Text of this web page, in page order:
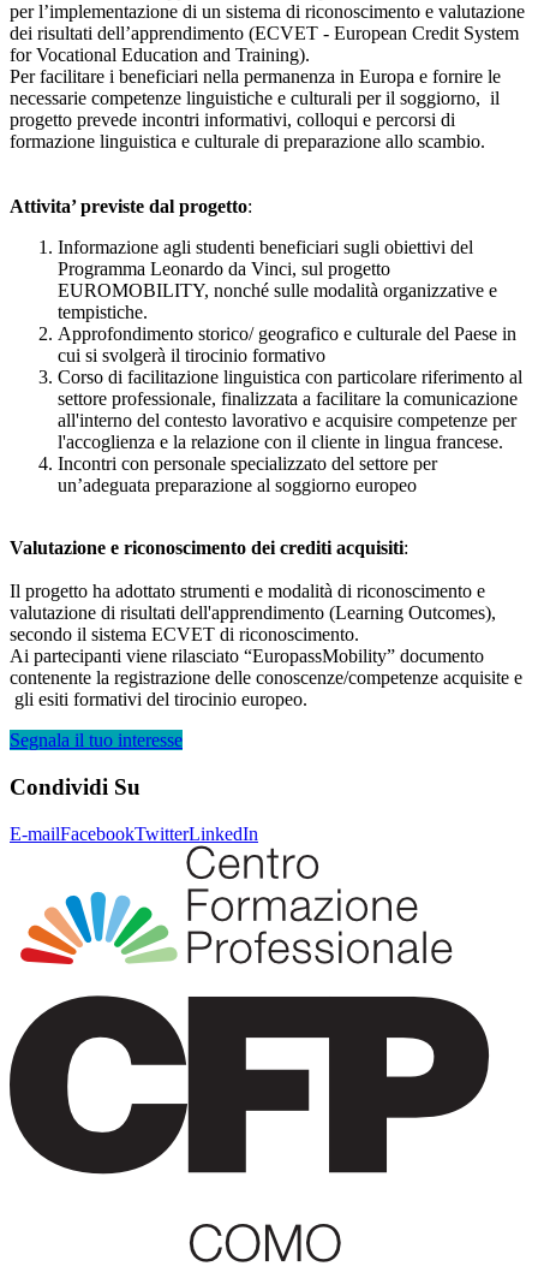
per l’implementazione di un sistema di riconoscimento e valutazione
dei risultati dell’apprendimento (ECVET - European Credit System
for Vocational Education and Training).
Per facilitare i beneficiari nella permanenza in Europa e fornire le
necessarie competenze linguistiche e culturali per il soggiorno, il
progetto prevede incontri informativi, colloqui e percorsi di
formazione linguistica e culturale di preparazione allo scambio.
Attivita’ previste dal progetto:
Informazione agli studenti beneficiari sugli obiettivi del
Programma Leonardo da Vinci, sul progetto
EUROMOBILITY, nonché sulle modalità organizzative e
tempistiche.
Approfondimento storico/ geografico e culturale del Paese in
cui si svolgerà il tirocinio formativo
Corso di facilitazione linguistica con particolare riferimento al
settore professionale, finalizzata a facilitare la comunicazione
all'interno del contesto lavorativo e acquisire competenze per
l'accoglienza e la relazione con il cliente in lingua francese.
Incontri con personale specializzato del settore per
un’adeguata preparazione al soggiorno europeo
Valutazione e riconoscimento dei crediti acquisiti:
Il progetto ha adottato strumenti e modalità di riconoscimento e
valutazione di risultati dell'apprendimento (Learning Outcomes),
secondo il sistema ECVET di riconoscimento.
Ai partecipanti viene rilasciato “EuropassMobility” documento
contenente la registrazione delle conoscenze/competenze acquisite e
gli esiti formativi del tirocinio europeo.
Segnala il tuo interesse
Condividi Su
E-mailFacebookTwitterLinkedIn